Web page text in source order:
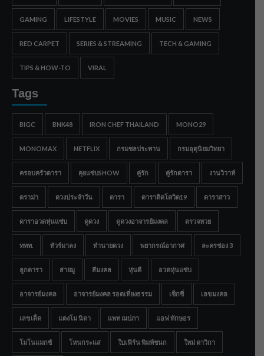
GAMING LIFESTYLE MOVIES MUSIC NEWS
RED CARPET SERIES & STREAMING TECH & GAMING
TIPS & HOW-TO VIRAL
Tags
BIGC BNK48 IRON CHEF THAILAND MONO29
MONOMAX NETFLIX กรมชลประทาน กรมอุตุนิยมวิทยา
ครอบครัวดารา คุยแซ่บSHOW คู่รัก คู่รักดารา งานวิวาห์
ดราม่า ดวงประจำวัน ดารา ดาราติดโควิด19 ดาราสาว
ดาราอวดหุ่นแซ่บ ดูดวง ดูดวงอาจารย์มงคล ตรวจหวย
ททท. ทัวร์มาลง ทำนายดวง พยากรณ์อากาศ ละครช่อง 3
ลูกดารา สายมู สีมงคล หุ่นดี อวดหุ่นแซ่บ
อาจารย์มงคล อาจารย์มงคล รอดเที่ยงธรรม เซ็กซี่ เลขมงคล
เลขเด็ด แตงโม นิดา แพท ณปภา แอฟ ทักษอร
โมโนแมกซ์ โหนกระแส ใบเฟิร์น พิมพ์ชนก ใหม่ ดาวิกา